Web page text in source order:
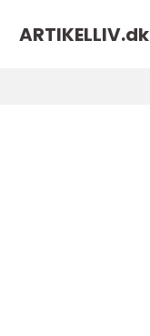
ARTIKELLIV.dk